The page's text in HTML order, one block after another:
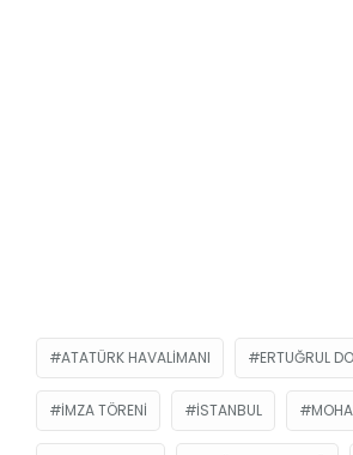
ATATÜRK HAVALIMANI ERTUĞRUL
İMZA TÖRENI ISTANBUL